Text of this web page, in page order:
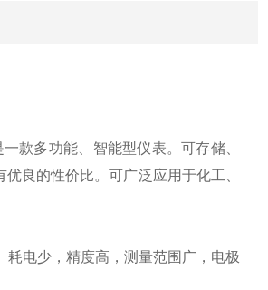
款多功能、智能型仪表。可存储、
良的性价比。可广泛应用于化工、
电少，精度高，测量范围广，电极